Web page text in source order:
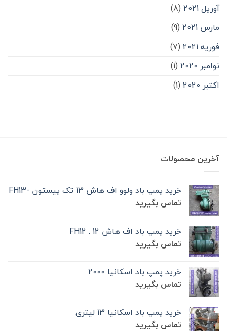
آوریل 2021
(8)
مارس 2021
(9)
فوریه 2021
(7)
نوامبر 2020
(1)
اکتبر 2020
(1)
آخرین محصولات
خرید پمپ باد ولوو اف هاش 13 تک‌ پیستون -FH13
تماس بگیرید
خرید پمپ باد اف هاش 12 ـ FH12
تماس بگیرید
خرید پمپ باد اسکانیا 2000
تماس بگیرید
خرید پمپ باد اسکانیا 13 لیتری
تماس بگیرید